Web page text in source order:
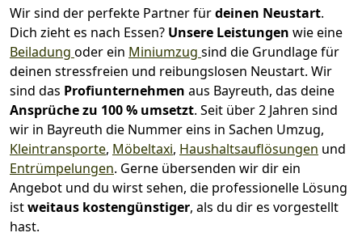
Wir sind der perfekte Partner fürdeinen Neustart.
Dich zieht es nach Essen? Unsere Leistungen wie eine
Beiladung oder ein Miniumzug sind die Grundlage für
deinen stressfreien und reibungslosen Neustart. Wir
sind das Profiunternehmen aus Bayreuth, das deine
Ansprüche zu 100 % umsetzt. Seit über 2 Jahren sind
wir in Bayreuth die Nummer eins in Sachen Umzug,
Kleintransporte, Möbeltaxi, Haushaltsauflösungen und
Entrümpelungen. Gerne übersenden wir dir ein
Angebot und du wirst sehen, die professionelle Lösung
istweitaus kostengünstiger, als du dir es vorgestellt
hast.